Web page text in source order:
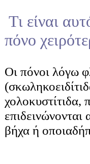
Τι είναι
πόνο
Οι πόνοι λόγω
χολοκυστίτιδα,
βήχα ή